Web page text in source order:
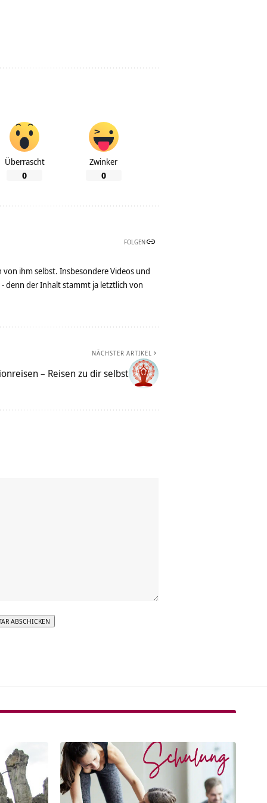
Überrascht
0
Zwinker
0
FOLGEN
ihm selbst. Insbesondere Videos und
denn der Inhalt stammt ja letztlich von
NÄCHSTER ARTIKEL
– Reisen zu dir selbst